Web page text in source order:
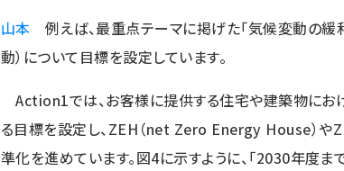
山本例えば、最重点テーマに掲げた「気候変動の緩
動）について目標を設定しています。
Action1では、お客様に提供する住宅や建築物に
る目標を設定し、ZEH（net Zero Energy House）
準化を進めています。図4に示すように、「2030年度